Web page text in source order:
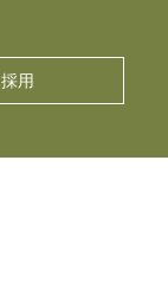
採用